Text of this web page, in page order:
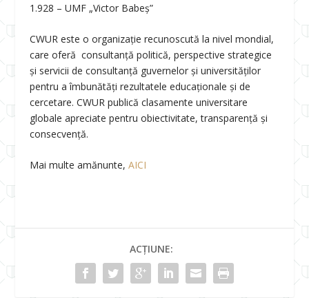
1.928 – UMF „Victor Babeș”
CWUR este o organizație recunoscută la nivel mondial,
care oferă consultanţă politică, perspective strategice
și servicii de consultanță guvernelor și universităților
pentru a îmbunătăți rezultatele educaționale și de
cercetare. CWUR publică clasamente universitare
globale apreciate pentru obiectivitate, transparență și
consecvență.
Mai multe amănunte, AICI
ACȚIUNE: